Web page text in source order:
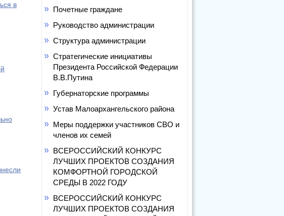
в
Почетные граждане
Руководство администрации
Структура администрации
Стратегические инициативы
Президента Российской Федерации
В.В.Путина
Губернаторские программы
Устав Малоархангельского района
Меры поддержки участников СВО и
членов их семей
ВСЕРОССИЙСКИЙ КОНКУРС
ЛУЧШИХ ПРОЕКТОВ СОЗДАНИЯ
КОМФОРТНОЙ ГОРОДСКОЙ
СРЕДЫ В 2022 ГОДУ
ВСЕРОССИЙСКИЙ КОНКУРС
ЛУЧШИХ ПРОЕКТОВ СОЗДАНИЯ